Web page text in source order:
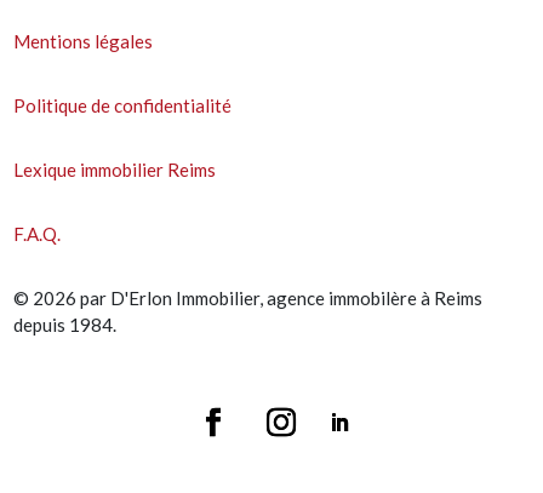
Mentions légales
Politique de confidentialité
Lexique immobilier Reims
F.A.Q.
© 2026 par D'Erlon Immobilier, agence immobilère à Reims
depuis 1984.